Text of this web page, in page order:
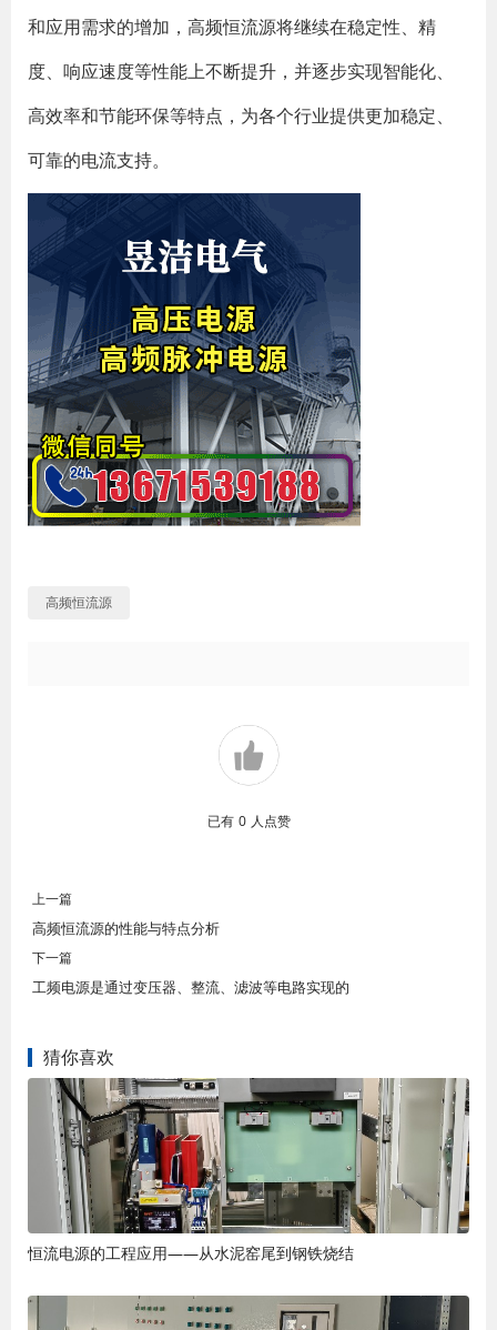
和应用需求的增加，高频恒流源将继续在稳定性、精
度、响应速度等性能上不断提升，并逐步实现智能化、
高效率和节能环保等特点，为各个行业提供更加稳定、
可靠的电流支持。
高频恒流源
已有 0 人点赞
上一篇
高频恒流源的性能与特点分析
下一篇
工频电源是通过变压器、整流、滤波等电路实现的
猜你喜欢
恒流电源的工程应用——从水泥窑尾到钢铁烧结